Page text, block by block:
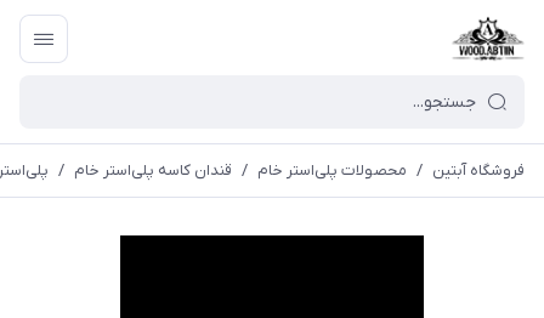
فروشگاه آبتین / محصولات پلی‌استر خام / قندان کاسه پلی‌استر خام /